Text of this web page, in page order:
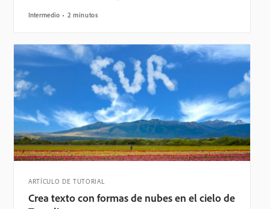
Intermedio 2 minutos
ARTÍCULO DE TUTORIAL
Crea texto con formas de nubes en el cielo de